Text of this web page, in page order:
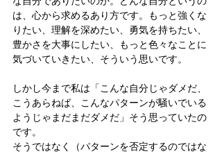
は、心から求めるあり方です。もっと強くな
りたい、理解を深めたい、勇気を持ちたい、
豊かさを大事にしたい、もっと色々なことに
気づいていきたい、そういう思いです。
しかし今まで私は「こんな自分じゃダメだ、
こうあらねば、こんなパターンが騒いでいる
ようじゃまだまだダメだ」そう思っていたの
です。
そうではなく（パターンを否定するのではな